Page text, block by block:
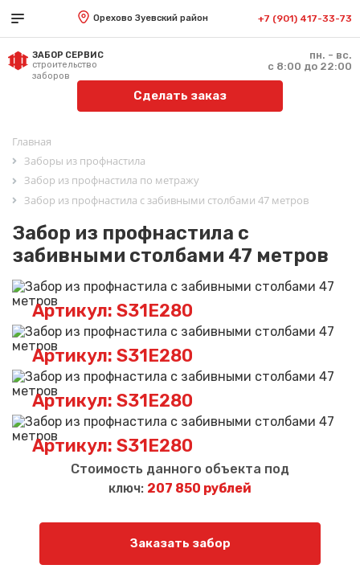
Орехово Зуевский район +7 (901) 417-33-73
ЗАБОР СЕРВИС
строительство
заборов
пн. - вс.
с 8:00 до 22:00
Сделать заказ
Главная
Заборы из профнастила
Забор из профнастила по метражу
Забор из профнастила с забивными столбами 47 метров
Забор из профнастила с
забивными столбами 47 метров
Артикул: S31E280
Артикул: S31E280
Артикул: S31E280
Артикул: S31E280
Стоимость данного объекта под
ключ: 207 850 рублей
Заказать забор